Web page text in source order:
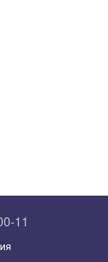
11